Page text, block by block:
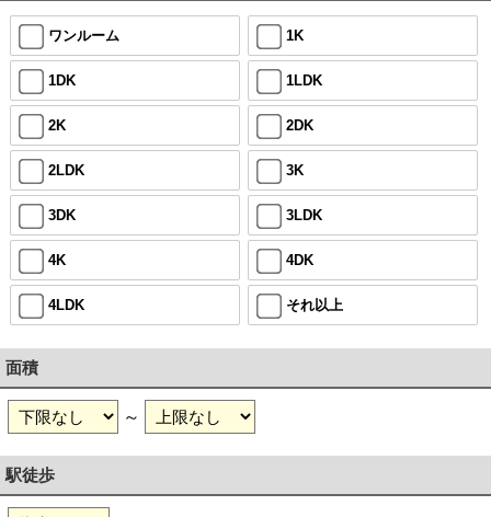
ワンルーム 1K
1DK 1LDK
2K 2DK
2LDK 3K
3DK 3LDK
4K 4DK
4LDK それ以上
面積
～
駅徒歩